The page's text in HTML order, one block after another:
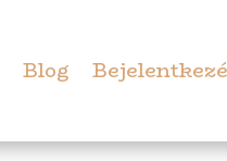
Blog